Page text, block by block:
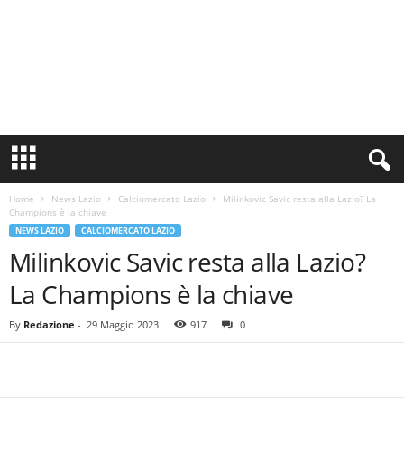
n
Home News Lazio Calciomercato Lazio
Milinkovic Savic resta alla Lazio? La
Champions è la chiave
NEWS LAZIO CALCIOMERCATO LAZIO
Milinkovic Savic resta alla Lazio?
La Champions è la chiave
By Redazione - 29 Maggio 2023 917 0